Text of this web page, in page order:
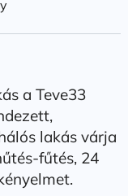
a Teve33
lakás várja
fűtés, 24